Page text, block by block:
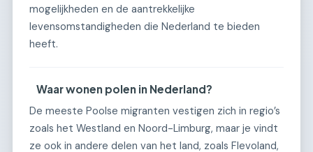
mogelijkheden en de aantrekkelijke
levensomstandigheden die Nederland te bieden
heeft.
Waar wonen polen in Nederland?
De meeste Poolse migranten vestigen zich in regio’s
zoals het Westland en Noord-Limburg, maar je vindt
ze ook in andere delen van het land, zoals Flevoland,